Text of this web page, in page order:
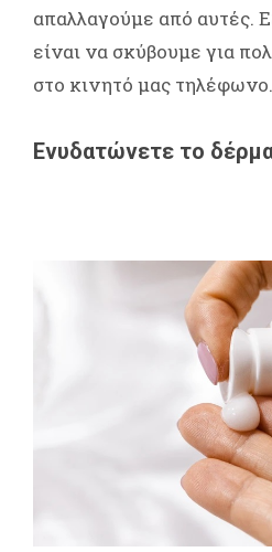
απαλλαγούμε από αυτές.
είναι να σκύβουμε για
στο κινητό μας τηλέφωνο.
Ενυδατώνετε το